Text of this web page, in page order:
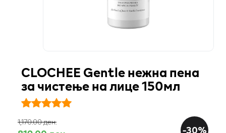
CLOCHEE Gentle нежна пена
за чистење на лице 150мл
1,170.00 ден.
-30%